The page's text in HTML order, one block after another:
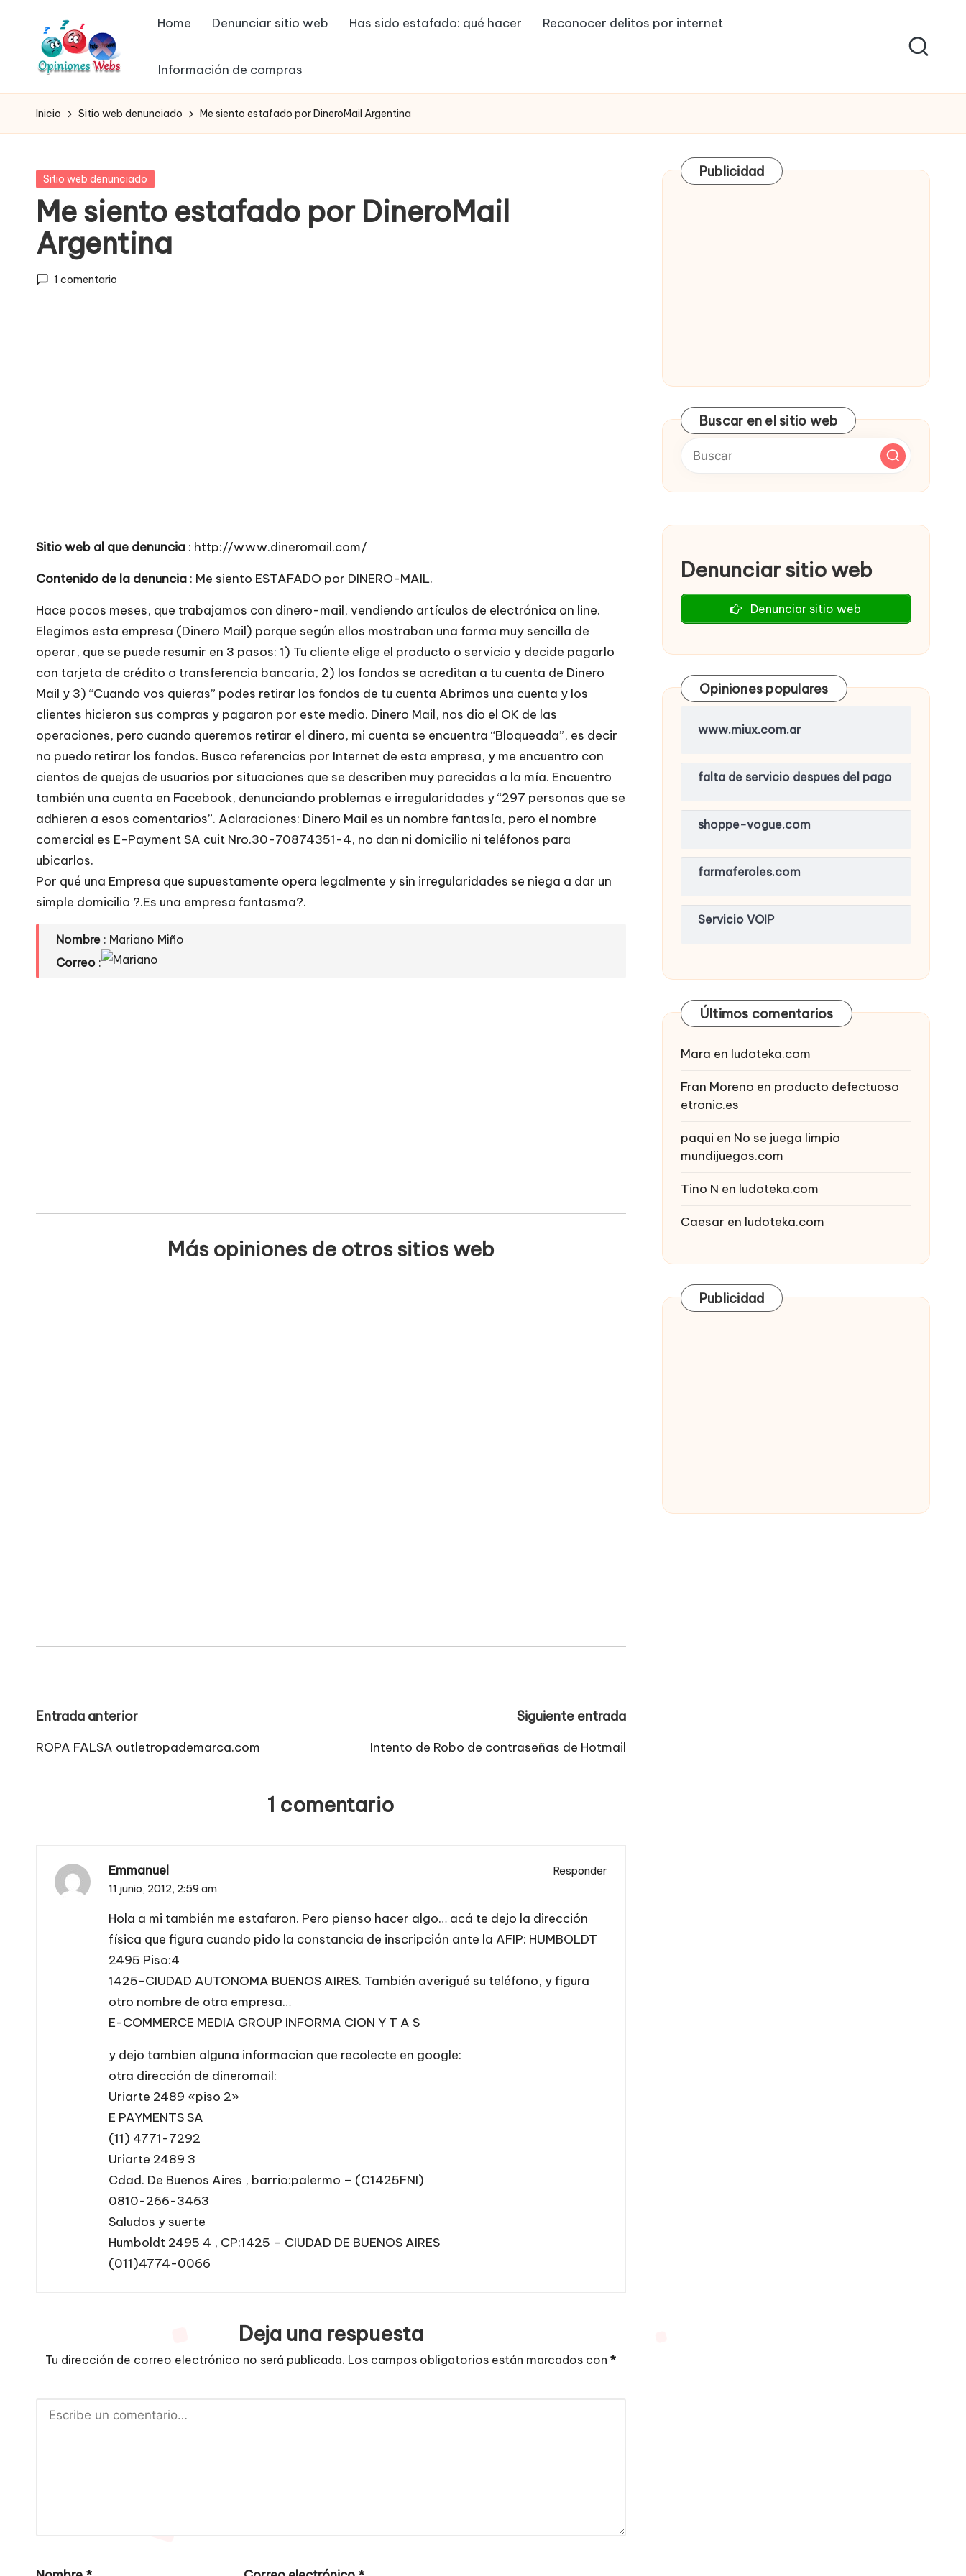
contenido
O
p
io
n
e
s,
ri
o
s
d
e
si
ti
o
s
w
e
b
s
y
compra
vía
online,
comprar
seguro
por
internet,
Home Denunciar sitio web Has sido estafado: qué hacer Reconocer delitos por internet
Información de compras
Inicio Sitio web denunciado Me siento estafado por DineroMail Argentina
Publicada
Sitio web denunciado
Me siento estafado por DineroMail
Argentina
1 comentario
Sitio web al que denuncia : http://www.dineromail.com/
Contenido de la denuncia : Me siento ESTAFADO por DINERO-MAIL.
Hace pocos meses, que trabajamos con dinero-mail, vendiendo artículos de electrónica on line.
Elegimos esta empresa (Dinero Mail) porque según ellos mostraban una forma muy sencilla de
operar, que se puede resumir en 3 pasos: 1) Tu cliente elige el producto o servicio y decide pagarlo
con tarjeta de crédito o transferencia bancaria, 2) los fondos se acreditan a tu cuenta de Dinero
Mail y 3) “Cuando vos quieras” podes retirar los fondos de tu cuenta Abrimos una cuenta y los
clientes hicieron sus compras y pagaron por este medio. Dinero Mail, nos dio el OK de las
operaciones, pero cuando queremos retirar el dinero, mi cuenta se encuentra “Bloqueada”, es decir
no puedo retirar los fondos. Busco referencias por Internet de esta empresa, y me encuentro con
cientos de quejas de usuarios por situaciones que se describen muy parecidas a la mía. Encuentro
también una cuenta en Facebook, denunciando problemas e irregularidades y “297 personas que se
adhieren a esos comentarios”. Aclaraciones: Dinero Mail es un nombre fantasía, pero el nombre
comercial es E-Payment SA cuit Nro.30-70874351-4, no dan ni domicilio ni teléfonos para
ubicarlos.
Por qué una Empresa que supuestamente opera legalmente y sin irregularidades se niega a dar un
simple domicilio ?.Es una empresa fantasma?.
Nombre : Mariano Miño
Correo :
Más opiniones de otros sitios web
Navegación
de
Entrada anterior
ROPA FALSA outletropademarca.com
Siguiente entrada
Intento de Robo de contraseñas de Hotmail
1 comentario
Emmanuel
Responder
11 junio, 2012, 2:59 am
Hola a mi también me estafaron. Pero pienso hacer algo… acá te dejo la dirección
física que figura cuando pido la constancia de inscripción ante la AFIP: HUMBOLDT
2495 Piso:4
1425-CIUDAD AUTONOMA BUENOS AIRES. También averigué su teléfono, y figura
otro nombre de otra empresa…
E-COMMERCE MEDIA GROUP INFORMA CION Y T A S
y dejo tambien alguna informacion que recolecte en google:
otra dirección de dineromail:
Uriarte 2489 «piso 2»
E PAYMENTS SA
(11) 4771-7292
Uriarte 2489 3
Cdad. De Buenos Aires , barrio:palermo – (C1425FNI)
0810-266-3463
Saludos y suerte
Humboldt 2495 4 , CP:1425 – CIUDAD DE BUENOS AIRES
(011)4774-0066
Deja una respuesta
Tu dirección de correo electrónico no será publicada. Los campos obligatorios están marcados con*
Publicidad
Buscar en el sitio web
Denunciar sitio web
Denunciar sitio web
Opiniones populares
www.miux.com.ar
falta de servicio despues del pago
shoppe-vogue.com
farmaferoles.com
Servicio VOIP
Últimos comentarios
Mara en ludoteka.com
Fran Moreno en producto defectuoso
etronic.es
paqui en No se juega limpio
mundijuegos.com
Tino N en ludoteka.com
Caesar en ludoteka.com
Publicidad